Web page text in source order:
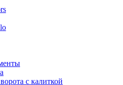
с калиткой